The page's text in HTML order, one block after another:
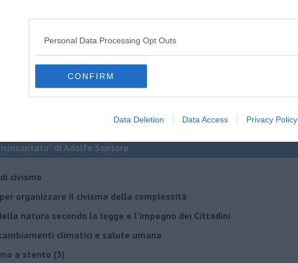
Personal Data Processing Opt Outs
CONFIRM
Data Deletion Data Access Privacy Policy
di Adolfo Santoro
civismo
organizzare il civismo della complessità
natura secondo la legge e l’impegno dei Cittadini
climatici e salute umana
a stento (3)